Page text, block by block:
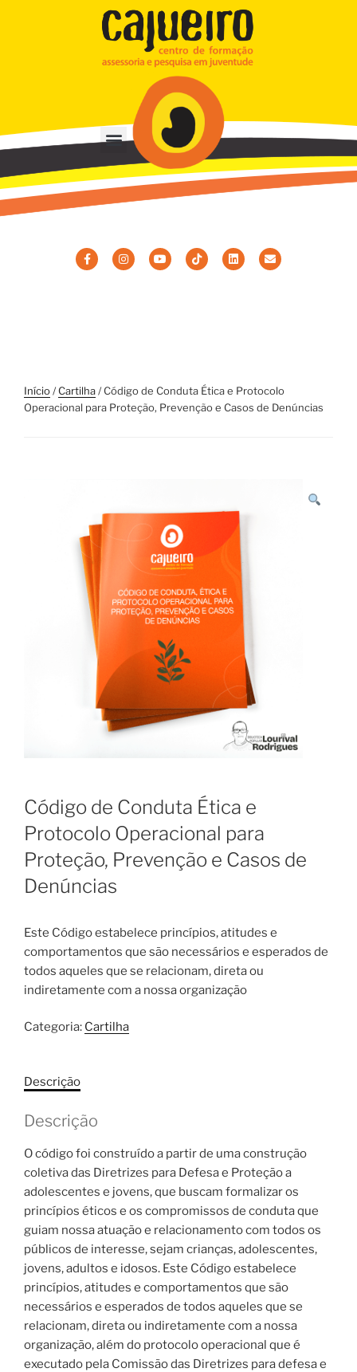
Início/Cartilha/ Código de Conduta Ética e Protocolo
Operacional para Proteção, Prevenção e Casos de Denúncias
Código de Conduta Ética e
Protocolo Operacional para
Proteção, Prevenção e Casos de
Denúncias
Este Código estabelece princípios, atitudes e
comportamentos que são necessários e esperados de
todos aqueles que se relacionam, direta ou
indiretamente com a nossa organização
Categoria: Cartilha
Descrição
Descrição
O código foi construído a partir de uma construção
coletiva das Diretrizes para Defesa e Proteção a
adolescentes e jovens, que buscam formalizar os
princípios éticos e os compromissos de conduta que
guiam nossa atuação e relacionamento com todos os
públicos de interesse, sejam crianças, adolescentes,
jovens, adultos e idosos. Este Código estabelece
princípios, atitudes e comportamentos que são
necessários e esperados de todos aqueles que se
relacionam, direta ou indiretamente com a nossa
organização, além do protocolo operacional que é
executado pela Comissão das Diretrizes para defesa e